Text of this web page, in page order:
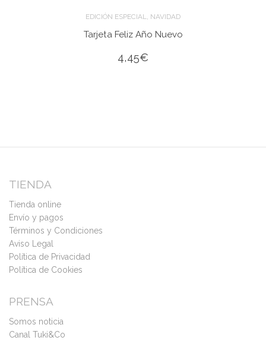
EDICIÓN ESPECIAL NAVIDAD
Tarjeta Feliz Año Nuevo
4,45€
TIENDA
Tienda online
Envío y pagos
Términos y Condiciones
Aviso Legal
Política de Privacidad
Política de Cookies
PRENSA
Somos noticia
Canal Tuki&Co